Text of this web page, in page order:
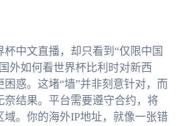
中文直播，却只看到“仅限中国
外如何看世界杯比利时对新西
惑。这堵“墙”并非刻意针对，而
奈结果。平台需要遵守合约，将
域。你的海外IP地址，就像一张错